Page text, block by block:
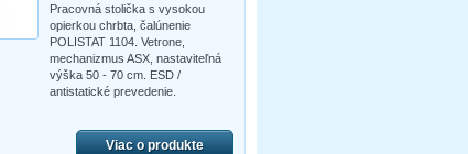
Pracovná stolička s vysokou
opierkou chrbta, čalúnenie
POLISTAT 1104. Vetrone,
mechanizmus ASX, nastaviteľná
výška 50 - 70 cm. ESD /
antistatické prevedenie.
Viac o produkte